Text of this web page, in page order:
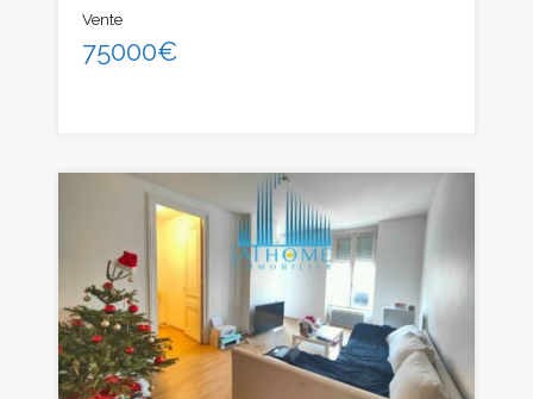
Vente
75000€